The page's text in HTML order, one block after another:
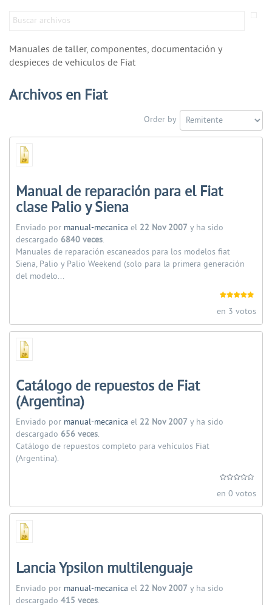
Manuales de taller, componentes, documentación y
despieces de vehiculos de Fiat
Archivos en Fiat
Order by
Manual de reparación para el Fiat
clase Palio y Siena
Enviado por manual-mecanica el 22 Nov 2007 y ha sido
descargado 6840 veces.
Manuales de reparación escaneados para los modelos fiat
Siena, Palio y Palio Weekend (solo para la primera generación
del modelo...
en 3 votos
Catálogo de repuestos de Fiat
(Argentina)
Enviado por manual-mecanica el 22 Nov 2007 y ha sido
descargado 656 veces.
Catálogo de repuestos completo para vehículos Fiat
(Argentina).
en 0 votos
Lancia Ypsilon multilenguaje
Enviado por manual-mecanica el 22 Nov 2007 y ha sido
descargado 415 veces.